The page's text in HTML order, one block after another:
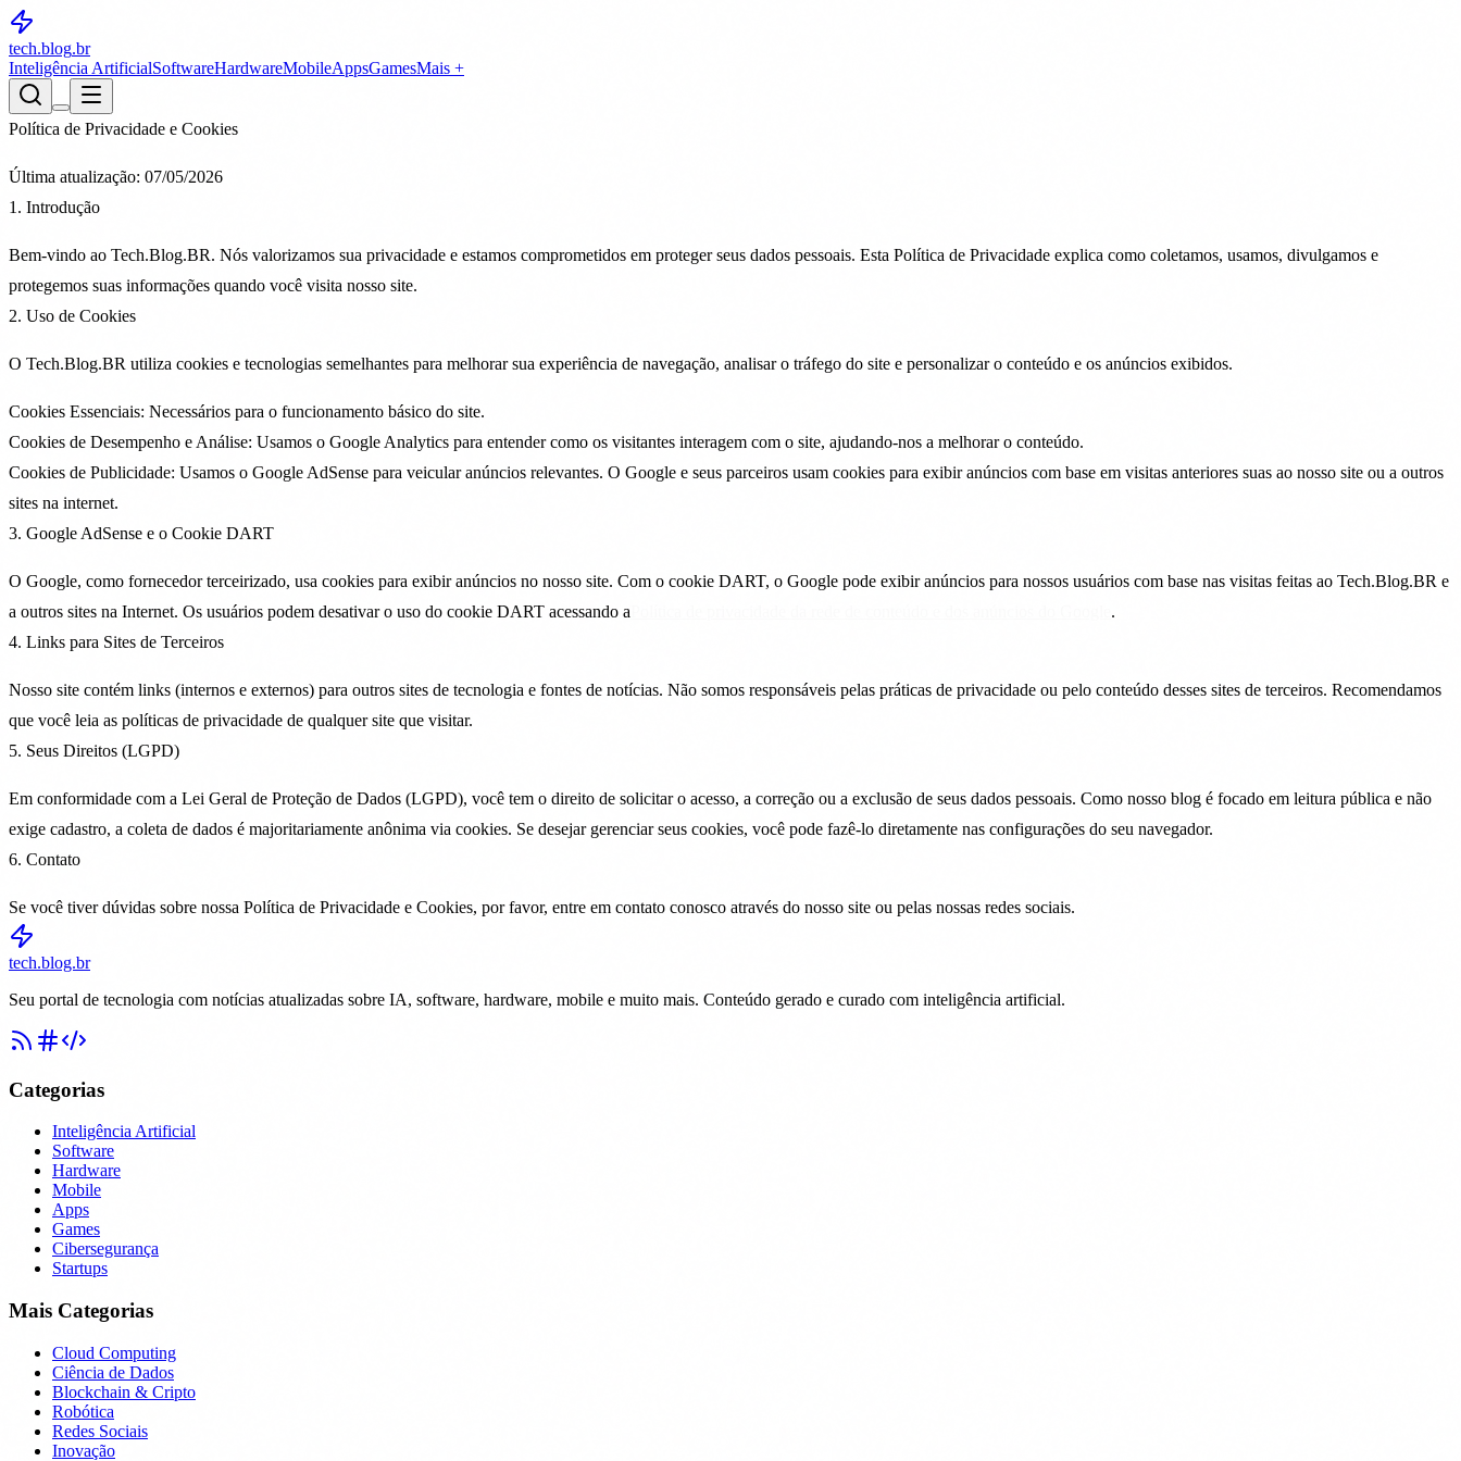
tech.blog.br
Inteligência ArtificialSoftwareHardwareMobileAppsGamesMais +
Política de Privacidade e Cookies
Última atualização: 07/05/2026
1. Introdução
Bem-vindo ao Tech.Blog.BR. Nós valorizamos sua privacidade e estamos comprometidos em proteger seus dados pessoais. Esta Política de Privacidade explica como coletamos, usamos, divulgamos e
protegemos suas informações quando você visita nosso site.
2. Uso de Cookies
O Tech.Blog.BR utiliza cookies e tecnologias semelhantes para melhorar sua experiência de navegação, analisar o tráfego do site e personalizar o conteúdo e os anúncios exibidos.
Cookies Essenciais: Necessários para o funcionamento básico do site.
Cookies de Desempenho e Análise: Usamos o Google Analytics para entender como os visitantes interagem com o site, ajudando-nos a melhorar o conteúdo.
Cookies de Publicidade: Usamos o Google AdSense para veicular anúncios relevantes. O Google e seus parceiros usam cookies para exibir anúncios com base em visitas anteriores suas ao nosso site ou a outros
sites na internet.
3. Google AdSense e o Cookie DART
O Google, como fornecedor terceirizado, usa cookies para exibir anúncios no nosso site. Com o cookie DART, o Google pode exibir anúncios para nossos usuários com base nas visitas feitas ao Tech.Blog.BR e
a outros sites na Internet. Os usuários podem desativar o uso do cookie DART acessando a
.
4. Links para Sites de Terceiros
Nosso site contém links (internos e externos) para outros sites de tecnologia e fontes de notícias. Não somos responsáveis pelas práticas de privacidade ou pelo conteúdo desses sites de terceiros. Recomendamos
que você leia as políticas de privacidade de qualquer site que visitar.
5. Seus Direitos (LGPD)
Em conformidade com a Lei Geral de Proteção de Dados (LGPD), você tem o direito de solicitar o acesso, a correção ou a exclusão de seus dados pessoais. Como nosso blog é focado em leitura pública e não
exige cadastro, a coleta de dados é majoritariamente anônima via cookies. Se desejar gerenciar seus cookies, você pode fazê-lo diretamente nas configurações do seu navegador.
6. Contato
Se você tiver dúvidas sobre nossa Política de Privacidade e Cookies, por favor, entre em contato conosco através do nosso site ou pelas nossas redes sociais.
tech.blog.br
Seu portal de tecnologia com notícias atualizadas sobre IA, software, hardware, mobile e muito mais. Conteúdo gerado e curado com inteligência artificial.
Categorias
Inteligência Artificial
Software
Hardware
Mobile
Apps
Games
Cibersegurança
Startups
Mais Categorias
Cloud Computing
Ciência de Dados
Blockchain & Cripto
Robótica
Redes Sociais
Inovação